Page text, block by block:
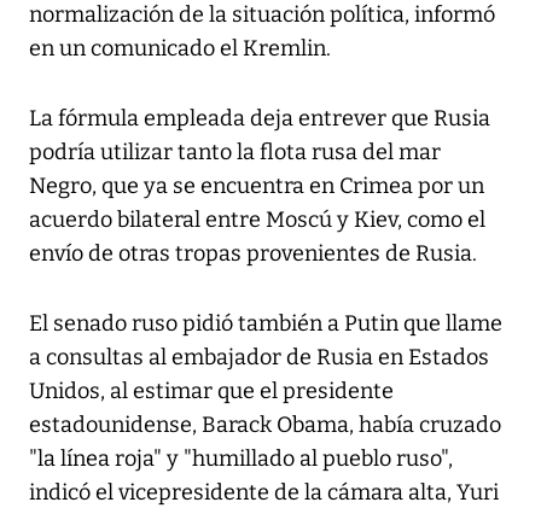
normalización de la situación política, informó
en un comunicado el Kremlin.
La fórmula empleada deja entrever que Rusia
podría utilizar tanto la flota rusa del mar
Negro, que ya se encuentra en Crimea por un
acuerdo bilateral entre Moscú y Kiev, como el
envío de otras tropas provenientes de Rusia.
El senado ruso pidió también a Putin que llame
a consultas al embajador de Rusia en Estados
Unidos, al estimar que el presidente
estadounidense, Barack Obama, había cruzado
"la línea roja" y "humillado al pueblo ruso",
indicó el vicepresidente de la cámara alta, Yuri